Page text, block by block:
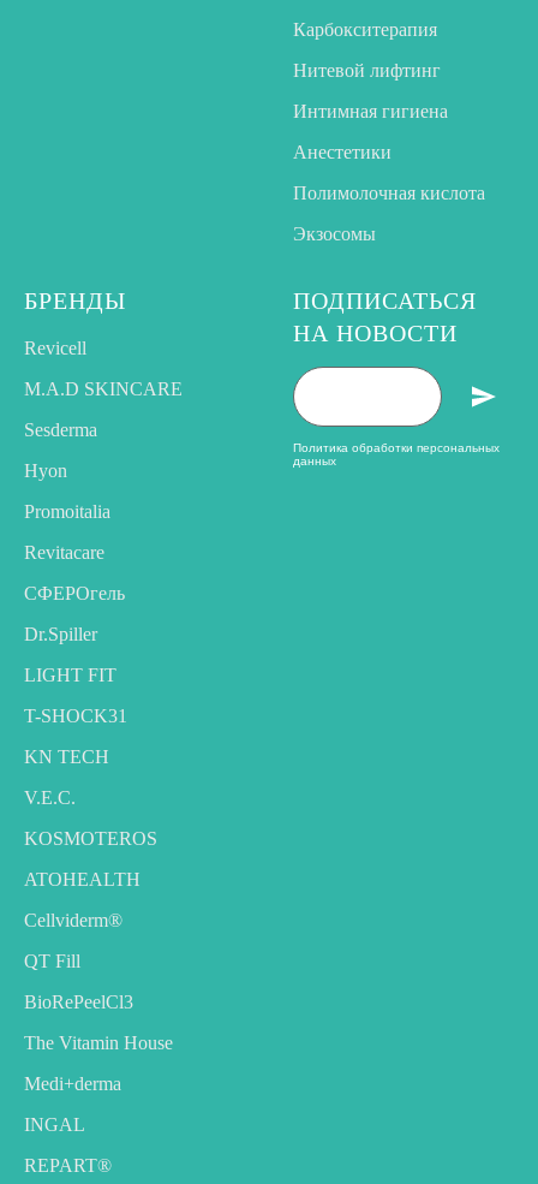
Карбокситерапия
Нитевой лифтинг
Интимная гигиена
Анестетики
Полимолочная кислота
Экзосомы
БРЕНДЫ
Revicell
M.A.D SKINCARE
Sesderma
Hyon
Promoitalia
Revitacare
CФЕРОгель
Dr.Spiller
LIGHT FIT
T-SHOCK31
KN TECH
V.E.C.
KOSMOTEROS
ATOHEALTH
Cellviderm®
QT Fill
BioRePeelCl3
The Vitamin House
Medi+derma
INGAL
REPART®
ПОДПИСАТЬСЯ
НА НОВОСТИ
Политика обработки персональных
данных